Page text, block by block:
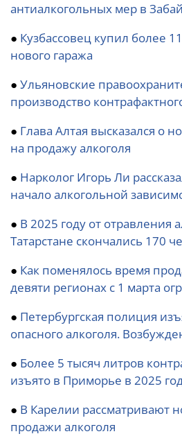
антиалкогольных мер в
● Кузбассовец купил более
нового гаража
● Ульяновские
производство
● Глава Алтая высказался о
на продажу алкоголя
● Нарколог Игорь Ли
начало алкогольной
● В 2025 году от отравления
Татарстане скончались 170
● Как поменялось время
девяти регионах с 1 марта
● Петербургская полиция
опасного алкоголя.
● Более 5 тысяч литров
изъято в Приморье в 2025
● В Карелии рассматривают
продажи алкоголя